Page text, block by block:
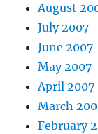
August
July 2007
June 2007
May 2007
April 2007
March
February